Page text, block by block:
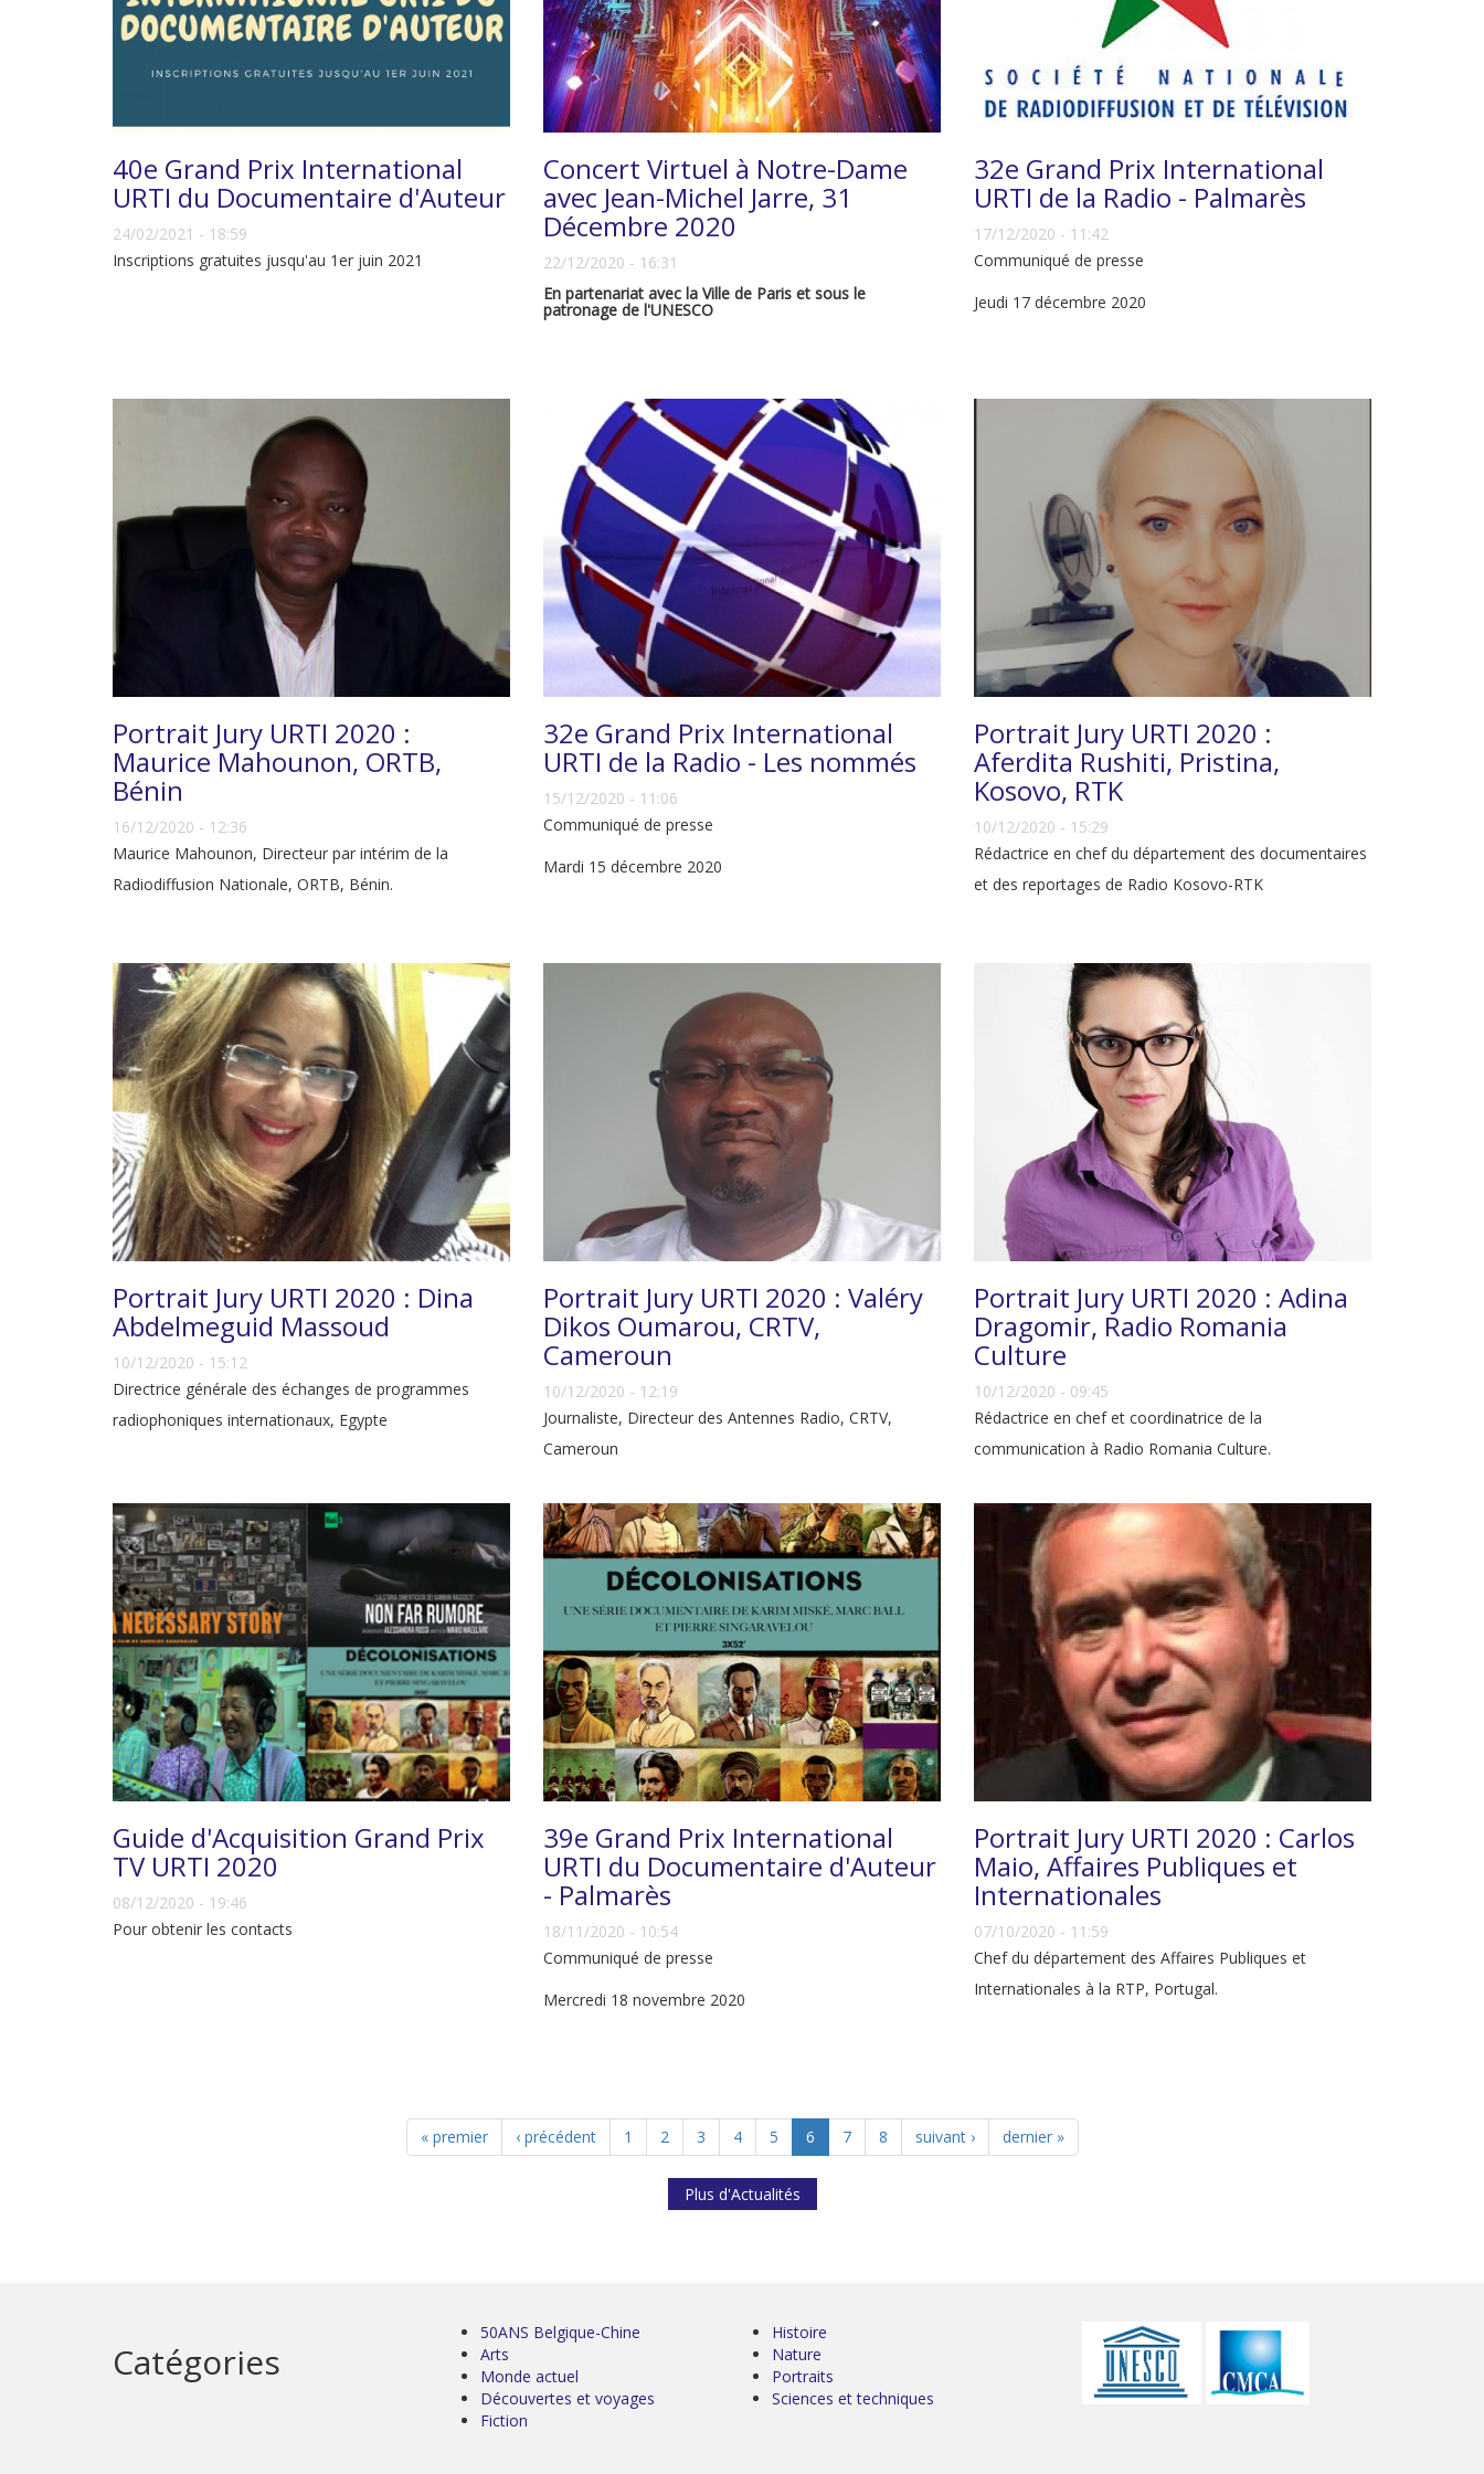
40e Grand Prix International
URTI du Documentaire d'Auteur
24/02/2021 - 18:59
Inscriptions gratuites jusqu'au 1er juin 2021
Concert Virtuel à Notre-Dame
avec Jean-Michel Jarre, 31
Décembre 2020
22/12/2020 - 16:31
En partenariat avec la Ville de Paris et sous le
patronage de l'UNESCO
32e Grand Prix International
URTI de la Radio - Palmarès
17/12/2020 - 11:42
Communiqué de presse
Jeudi 17 décembre 2020
Portrait Jury URTI 2020 :
Maurice Mahounon, ORTB,
Bénin
16/12/2020 - 12:36
Maurice Mahounon, Directeur par intérim de la
Radiodiffusion Nationale, ORTB, Bénin.
32e Grand Prix International
URTI de la Radio - Les nommés
15/12/2020 - 11:06
Communiqué de presse
Mardi 15 décembre 2020
Portrait Jury URTI 2020 :
Aferdita Rushiti, Pristina,
Kosovo, RTK
10/12/2020 - 15:29
Rédactrice en chef du département des documentaires
et des reportages de Radio Kosovo-RTK
Portrait Jury URTI 2020 : Dina
Abdelmeguid Massoud
10/12/2020 - 15:12
Directrice générale des échanges de programmes
radiophoniques internationaux, Egypte
Portrait Jury URTI 2020 : Valéry
Dikos Oumarou, CRTV,
Cameroun
10/12/2020 - 12:19
Journaliste, Directeur des Antennes Radio, CRTV,
Cameroun
Portrait Jury URTI 2020 : Adina
Dragomir, Radio Romania
Culture
10/12/2020 - 09:45
Rédactrice en chef et coordinatrice de la
communication à Radio Romania Culture.
Guide d'Acquisition Grand Prix
TV URTI 2020
08/12/2020 - 19:46
Pour obtenir les contacts
39e Grand Prix International
URTI du Documentaire d'Auteur
- Palmarès
18/11/2020 - 10:54
Communiqué de presse
Mercredi 18 novembre 2020
Portrait Jury URTI 2020 : Carlos
Maio, Affaires Publiques et
Internationales
07/10/2020 - 11:59
Chef du département des Affaires Publiques et
Internationales à la RTP, Portugal.
« premier ‹ précédent 1 2 3 4 5 6 7 8 suivant › dernier »
Plus d'Actualités
Catégories
50ANS Belgique-Chine
Arts
Monde actuel
Découvertes et voyages
Fiction
Histoire
Nature
Portraits
Sciences et techniques